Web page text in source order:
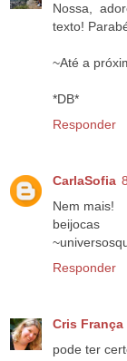
Nossa,
texto!
~Até a
*DB*
Responder
CarlaSofia
Nem mais!
beijocas
Responder
Cris França
pode ter